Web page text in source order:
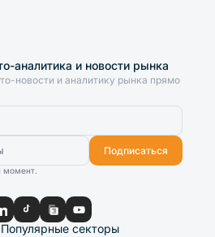
аналитика и новости рынка
новости и аналитику рынка прямо
Подписаться
момент.
Популярные секторы